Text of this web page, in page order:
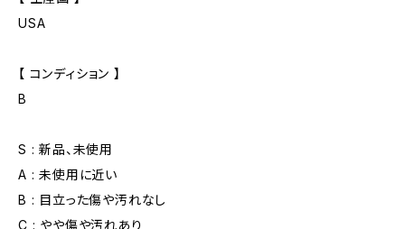
USA
【 コンディション 】
B
S : 新品、未使用
A : 未使用に近い
B : 目立った傷や汚れなし
C : やや傷や汚れあり